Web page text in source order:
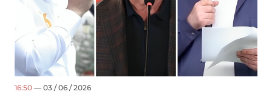
16:50 — 03 / 06 / 2026